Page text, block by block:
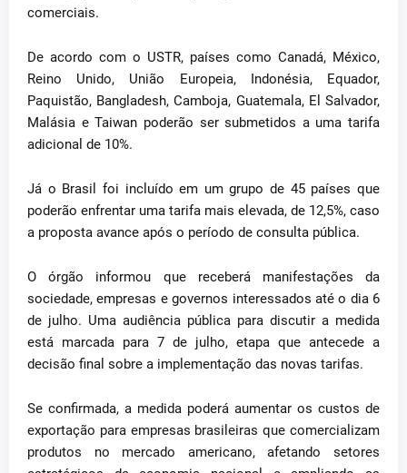
comerciais.
De acordo com o USTR, países como Canadá, México,
Reino Unido, União Europeia, Indonésia, Equador,
Paquistão, Bangladesh, Camboja, Guatemala, El Salvador,
Malásia e Taiwan poderão ser submetidos a uma tarifa
adicional de 10%.
Já o Brasil foi incluído em um grupo de 45 países que
poderão enfrentar uma tarifa mais elevada, de 12,5%, caso
a proposta avance após o período de consulta pública.
O órgão informou que receberá manifestações da
sociedade, empresas e governos interessados até o dia 6
de julho. Uma audiência pública para discutir a medida
está marcada para 7 de julho, etapa que antecede a
decisão final sobre a implementação das novas tarifas.
Se confirmada, a medida poderá aumentar os custos de
exportação para empresas brasileiras que comercializam
produtos no mercado americano, afetando setores